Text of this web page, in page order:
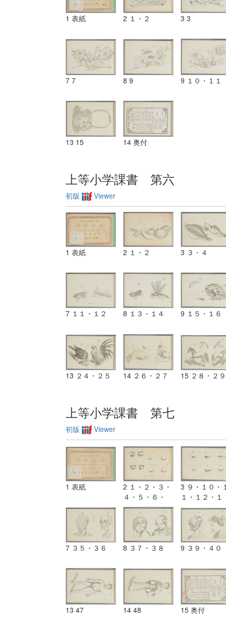
1 表紙 2 １・２ 3 3
7 7 8 9 9 １０・１１
13 15 14 奥付
上等小学課書 第六
初版 Viewer
1 表紙 2 １・２ 3 ３・４
7 １１・１２ 8 １３・１４ 9 １５・１６
13 ２４・２５ 14 ２６・２７ 15 ２８・２９
上等小学課書 第七
初版 Viewer
1 表紙
2 １・２・３・
４・５・６・
７・８
3 ９・１０・
１・１２・１
３・１４
7 ３５・３６ 8 ３７・３８ 9 ３９・４０
13 47 14 48 15 奥付